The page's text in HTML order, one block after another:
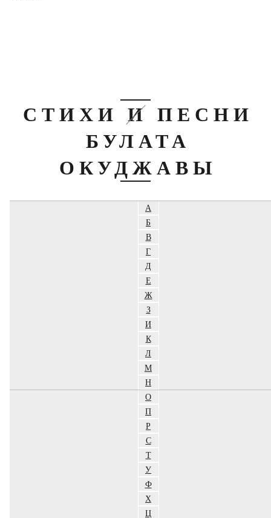
СТИХИ И ПЕСНИ
БУЛАТА
ОКУДЖАВЫ
А
Б
В
Г
Д
Е
Ж
З
И
К
Л
М
Н
О
П
Р
С
Т
У
Ф
Х
Ц